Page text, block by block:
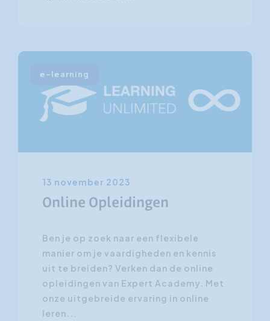
e-learning
13 november 2023
Online Opleidingen
Ben je op zoek naar een flexibele
manier om je vaardigheden en kennis
uit te breiden? Verken dan de online
opleidingen van Expert Academy. Met
onze uitgebreide ervaring in online
leren...